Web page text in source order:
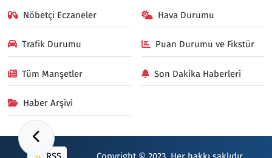
Nöbetçi Eczaneler Hava Durumu
Trafik Durumu Puan Durumu ve Fikstür
Tüm Manşetler Son Dakika Haberleri
Haber Arşivi